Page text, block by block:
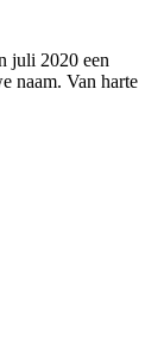
juli 2020 een
naam. Van harte